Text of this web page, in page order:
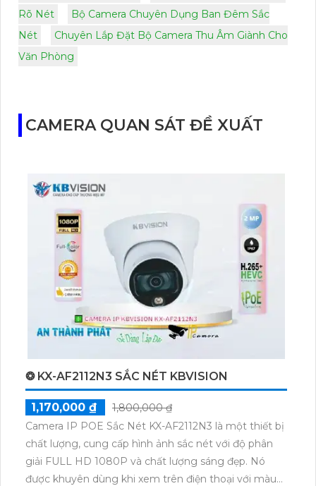
Rõ Nét
Bộ Camera Chuyên Dụng Ban Đêm Sắc
Nét
Chuyên Lắp Đặt Bộ Camera Thu Âm Giành Cho
Văn Phòng
CAMERA QUAN SÁT ĐỀ XUẤT
❂ KX-AF2112N3 SẮC NÉT KBVISION
1,170,000 ₫
1,800,000 ₫
Camera IP POE Sắc Nét KX-AF2112N3 là một thiết bị
chất lượng, cung cấp hình ảnh sắc nét với độ phân
giải FULL HD 1080P và chất lượng sáng đẹp. Nó
được khuyên dùng khi xem trên điện thoại với màu